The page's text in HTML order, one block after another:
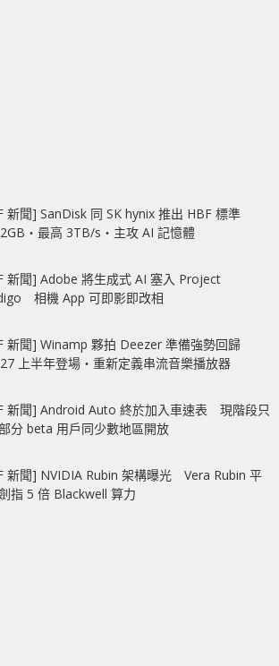
新聞] SanDisk 同 SK hynix 推出 HBF 標準
最高 3TB/s‧主攻 AI 記憶體
新聞] Adobe 將生成式 AI 塞入 Project
相機 App 可即影即改相
新聞] Winamp 夥拍 Deezer 準備強勢回歸
上半年登場‧重新定義串流音樂播放器
新聞] Android Auto 終於加入車速表 現階段只
分 beta 用戶同少數地區開放
新聞] NVIDIA Rubin 架構曝光 Vera Rubin 平
指 5 倍 Blackwell 算力